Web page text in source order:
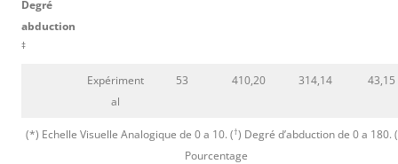
Degré
abduction
‡
Expériment
al
53 410,20 314,14 43,15
(*) Echelle Visuelle Analogique de 0 a 10. (†) Degré d’abduction de 0 a 180. (
Pourcentage